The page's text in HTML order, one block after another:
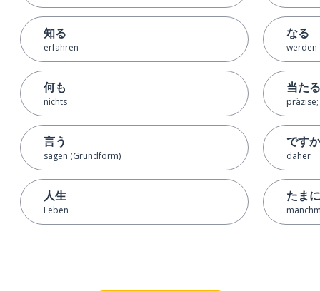
知る
erfahren
何も
nichts
言う
sagen (Grundform)
人生
Leben
なる
werden
当たる
です
daher
たまに